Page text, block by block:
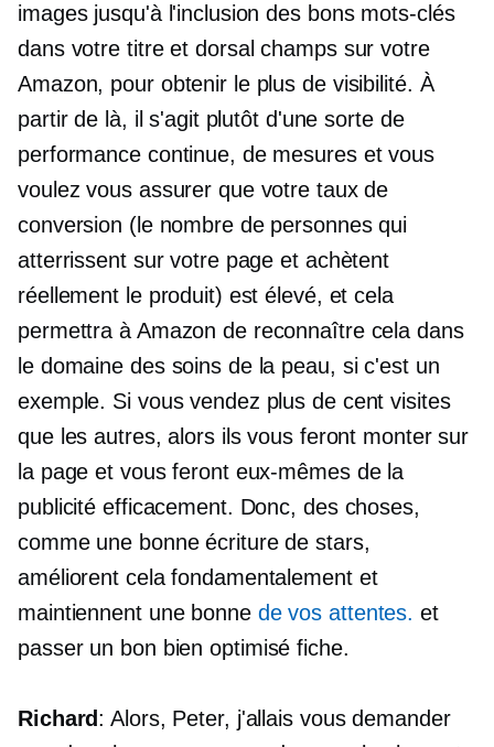
images jusqu'à l'inclusion des bons mots-clés
dans votre titre et dorsal champs sur votre
Amazon, pour obtenir le plus de visibilité. À
partir de là, il s'agit plutôt d'une sorte de
performance continue, de mesures et vous
voulez vous assurer que votre taux de
conversion (le nombre de personnes qui
atterrissent sur votre page et achètent
réellement le produit) est élevé, et cela
permettra à Amazon de reconnaître cela dans
le domaine des soins de la peau, si c'est un
exemple. Si vous vendez plus de cent visites
que les autres, alors ils vous feront monter sur
la page et vous feront eux-mêmes de la
publicité efficacement. Donc, des choses,
comme une bonne écriture de stars,
améliorent cela fondamentalement et
maintiennent une bonne de vos attentes. et
passer un bon bien optimisé fiche.
Richard: Alors, Peter, j'allais vous demander